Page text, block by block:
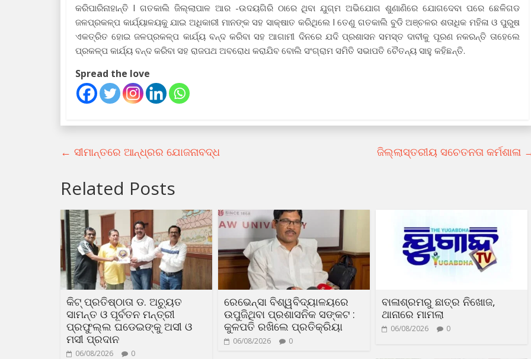
କରିପାରିନାହାନ୍ତି l ଗତକାଲି ଜିଲ୍ଲାପାଳ ଆର -ଉଦୟଗିରି ଠାରେ ଥିବା ଯୁଗ୍ମ ଅଭିଯୋଗ ଶୁଣାଣିରେ ଯୋଗଦେବା ପରେ ଛେଳିଗଡ
ଜଳପ୍ରକଳ୍ପ କାର୍ଯ୍ୟାଳୟକୁ ଯାଇ ଅଧିକାରୀ ମାନଙ୍କ ସହ ସାକ୍ଷାତ କରିଥିଲେ l ତେଣୁ ଗତକାଲି ବୁଡି ଅଞ୍ଚଳର ଶତାଧିକ ମହିଳା ଓ ପୁରୁଷ
ଏକତ୍ରିତ ହୋଇ ଜଳପ୍ରକଳ୍ପ କାର୍ଯ୍ୟ ବନ୍ଦ କରିବା ସହ ଆଗାମୀ ଦିନରେ ଯଦି ପ୍ରଶାସନ ସମସ୍ତ ଦାବୀକୁ ପୂରଣ ନକରନ୍ତି ତାହେଲେ
ପ୍ରକଳ୍ପ କାର୍ଯ୍ୟ ବନ୍ଦ କରିବା ସହ ରାଜପଥ ଅବରୋଧ କରାଯିବ ବୋଲି ସଂଗ୍ରାମ ସମିତି ସଭାପତି ଚୈତନ୍ୟ ସାହୁ କହିଛନ୍ତି.
Spread the love
← ସୀମାନ୍ତରେ ଆନ୍ଧ୍ରର ଯୋଜନାବଦ୍ଧ ଜିଲ୍ଲାସ୍ତରୀୟ ସଚେତନତା କର୍ମଶାଳା
Related Posts
କିଟ୍ ପ୍ରତିଷ୍ଠାତା ଡ. ଅଚ୍ୟୁତ
ସାମନ୍ତ ଓ ପୂର୍ବତନ ମନ୍ତ୍ରୀ
ପ୍ରଫୁଲ୍ଲ ଘଡେଇଙ୍କୁ ଅସୀ ଓ
ମସୀ ପ୍ରଦାନ
06/08/2026 0
ରେଭେନ୍ସା ବିଶ୍ୱବିଦ୍ୟାଳୟରେ
ଉପୁଜିଥିବା ପ୍ରଶାସନିକ ସଙ୍କଟ :
କୁଳପତି ରଖିଲେ ପ୍ରତିକ୍ରିୟା
06/08/2026 0
ବାଳାଶ୍ରମରୁ ଛାତ୍ର ନିଖୋଜ,
ଥାନାରେ ମାମଲା
06/08/2026 0